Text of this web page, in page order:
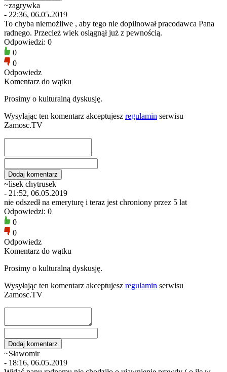
~zagrywka
- 22:36, 06.05.2019
To chyba niemożliwe , aby tego nie dopilnował pracodawca Pana
radnego. Przecież wiek osiągnął już z pewnością.
Odpowiedzi: 0
0
0
Odpowiedz
Komentarz do wątku
Prosimy o kulturalną dyskusję.
Wysyłając ten komentarz akceptujesz regulamin serwisu
Zamosc.TV
~lisek chytrusek
- 21:52, 06.05.2019
nie odszedł na emeryturę i teraz jest chroniony przez 5 lat
Odpowiedzi: 0
0
0
Odpowiedz
Komentarz do wątku
Prosimy o kulturalną dyskusję.
Wysyłając ten komentarz akceptujesz regulamin serwisu
Zamosc.TV
~Sławomir
- 18:16, 06.05.2019